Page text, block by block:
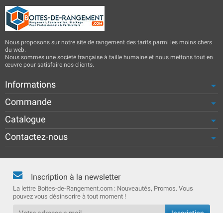
Nous proposons sur notre site de rangement des tarifs parmi les moins chers
du web.
Nous sommes une société française à taille humaine et nous mettons tout en
œuvre pour satisfaire nos clients.
Informations
Commande
Catalogue
Contactez-nous
Inscription à la newsletter
La lettre Boites-de-Rangement.com : Nouveautés, Promos. Vous
pouvez vous désinscrire à tout moment !